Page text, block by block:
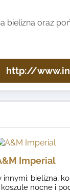
bielizna oraz
http://
Imperial
bielizna,
nocne i